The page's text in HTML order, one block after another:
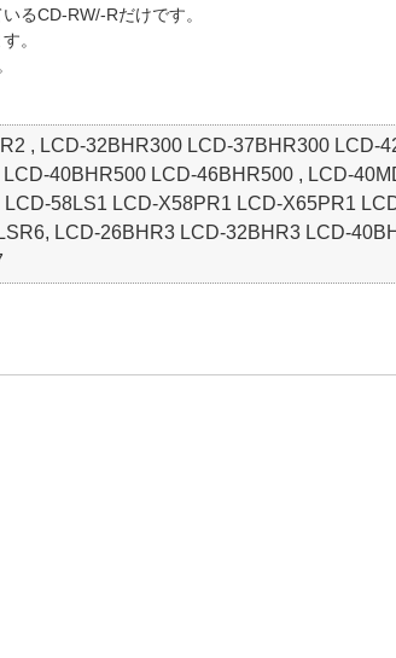
るCD-RW/-Rだけです。
。
, LCD-32BHR300 LCD-37BHR300
40BHR500 LCD-46BHR500 , LCD-
58LS1 LCD-X58PR1 LCD-X65PR1
LCD-26BHR3 LCD-32BHR3 LCD-